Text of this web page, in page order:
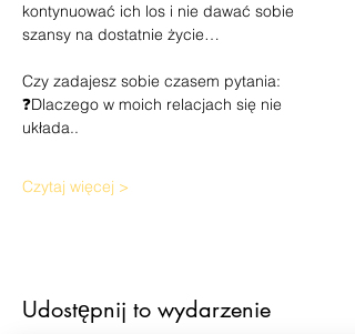
kontynuować ich los i nie dawać sobie
szansy na dostatnie życie…
Czy zadajesz sobie czasem pytania:
❓Dlaczego w moich relacjach się nie
układa..
Czytaj więcej >
Udostępnij to wydarzenie